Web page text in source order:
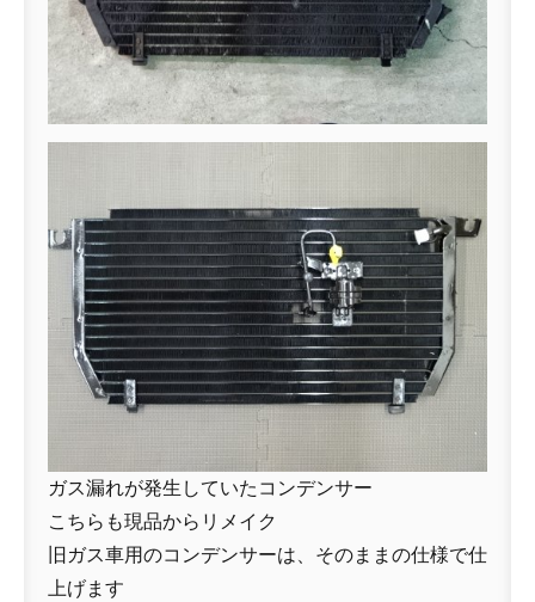
ガス漏れが発生していたコンデンサー
こちらも現品からリメイク
旧ガス車用のコンデンサーは、そのままの仕様で仕
上げます